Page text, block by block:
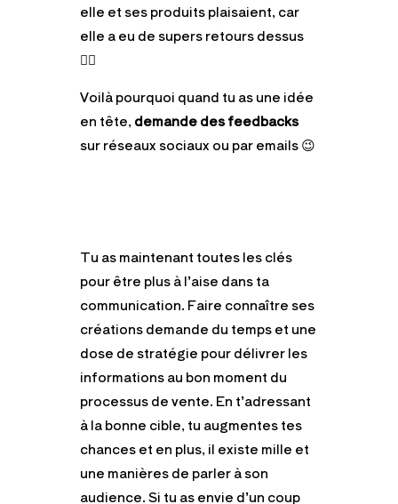
elle et ses produits plaisaient, car
elle a eu de supers retours dessus
👌🏻
Voilà pourquoi quand tu as une idée
en tête, demande des feedbacks
sur réseaux sociaux ou par emails 😉
Tu as maintenant toutes les clés
pour être plus à l’aise dans ta
communication. Faire connaître ses
créations demande du temps et une
dose de stratégie pour délivrer les
informations au bon moment du
processus de vente. En t’adressant
à la bonne cible, tu augmentes tes
chances et en plus, il existe mille et
une manières de parler à son
audience. Si tu as envie d’un coup